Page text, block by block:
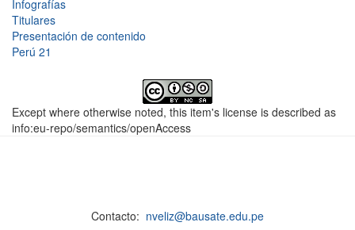
Infografías
Titulares
Presentación de contenido
Perú 21
Except where otherwise noted, this item's license is described as
info:eu-repo/semantics/openAccess
Contacto: nveliz@bausate.edu.pe